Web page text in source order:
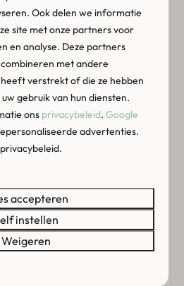
de leukste activiteiten.
vakantie ervaring
paradijs voor kinderen!
op onze gezellige familie
zich al snel thuis op de
binnen als buiten) en
hoeven ze zich nooit te
heeft voor de
een hoop te bieden. Met
is er genoeg te
Ook delen we informatie
site met onze partners voor
en analyse. Deze partners
met andere
verstrekt of die ze hebben
gebruik van hun diensten.
ons privacybeleid.Google
advertenties.
accepteren
instellen
Weigeren